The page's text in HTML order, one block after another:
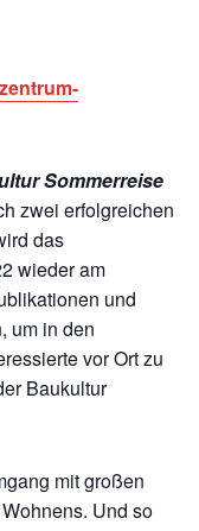
Sommerreise
zwei erfolgreichen
das
wieder am
und
um in den
vor Ort zu
Baukultur
mit großen
Und so